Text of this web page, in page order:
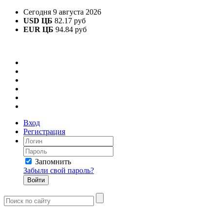
Сегодня 9 августа 2026
USD ЦБ 82.17 руб
EUR ЦБ 94.84 руб
Вход
Регистрация
Запомнить
Забыли свой пароль?